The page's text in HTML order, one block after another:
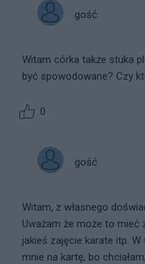
gość
Witam córka także stuka
być spowodowane? Czy
0
gość
Witam, z własnego
Uważam że może to mieć
jakieś zajęcie karate itp.
mnie na kartę, bo